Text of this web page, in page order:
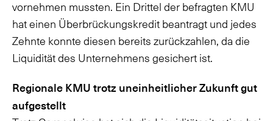
vornehmen mussten. Ein Drittel der befragten KMU
hat einen Überbrückungskredit beantragt und jedes
Zehnte konnte diesen bereits zurückzahlen, da die
Liquidität des Unternehmens gesichert ist.
Regionale KMU trotz uneinheitlicher Zukunft gut
aufgestellt